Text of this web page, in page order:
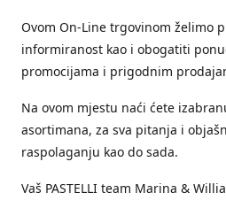
Ovom On-Line trgovinom želimo
informiranost kao i obogatiti
promocijama i prigodnim
Na ovom mjestu naći ćete
asortimana, za sva pitanja i
raspolaganju kao do sada.
Vaš PASTELLI team Marina &